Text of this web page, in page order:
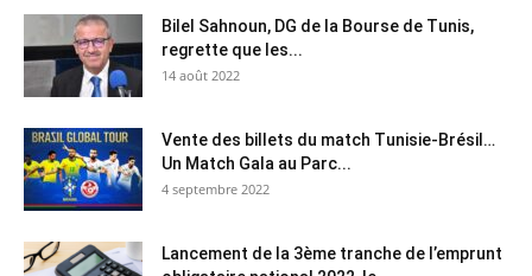
Bilel Sahnoun, DG de la Bourse de Tunis,
regrette que les...
14 août 2022
Vente des billets du match Tunisie-Brésil…
Un Match Gala au Parc...
4 septembre 2022
Lancement de la 3ème tranche de l’emprunt